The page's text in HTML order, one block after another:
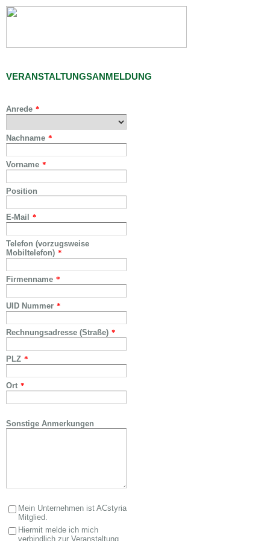
VERANSTALTUNGSANMELDUNG
Anrede *
Nachname *
Vorname *
Position
E-Mail *
Telefon (vorzugsweise
Mobiltelefon) *
Firmenname *
UID Nummer *
Rechnungsadresse (Straße) *
PLZ *
Ort *
Sonstige Anmerkungen
Mein Unternehmen ist ACstyria
Mitglied.
Hiermit melde ich mich
verbindlich zur Veranstaltung